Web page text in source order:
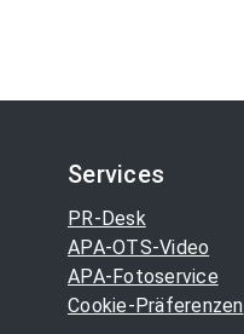
Services
PR-Desk
APA-OTS-Video
APA-Fotoservice
Cookie-Präferenzen